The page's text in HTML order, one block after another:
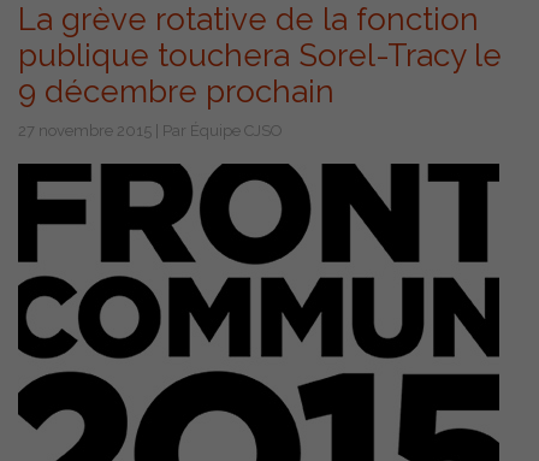
La grève rotative de la fonction
publique touchera Sorel-Tracy le
9 décembre prochain
27 novembre 2015 | Par Équipe CJSO